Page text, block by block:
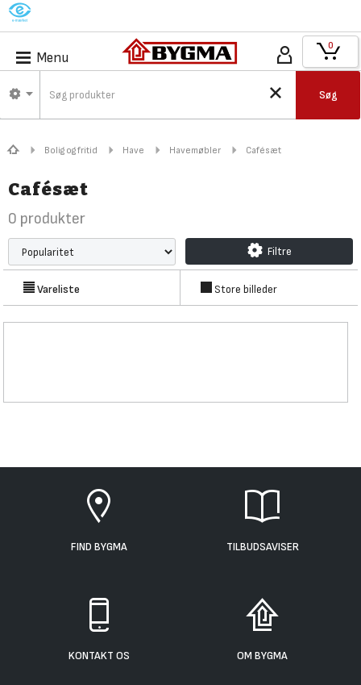
M
Menu
Søg
0
Bolig og fritid Have Havemøbler Cafésæt
Cafésæt
0 produkter
Filtre
Vareliste Store billeder
FIND BYGMA TILBUDSAVISER
KONTAKT OS OM BYGMA